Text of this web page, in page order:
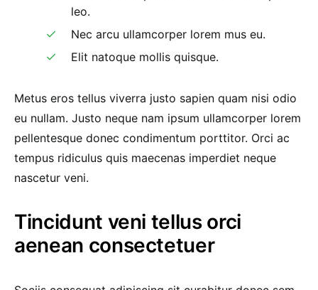
leo.
Nec arcu ullamcorper lorem mus eu.
Elit natoque mollis quisque.
Metus eros tellus viverra justo sapien quam nisi odio
eu nullam. Justo neque nam ipsum ullamcorper lorem
pellentesque donec condimentum porttitor. Orci ac
tempus ridiculus quis maecenas imperdiet neque
nascetur veni.
Tincidunt veni tellus orci
aenean consectetuer